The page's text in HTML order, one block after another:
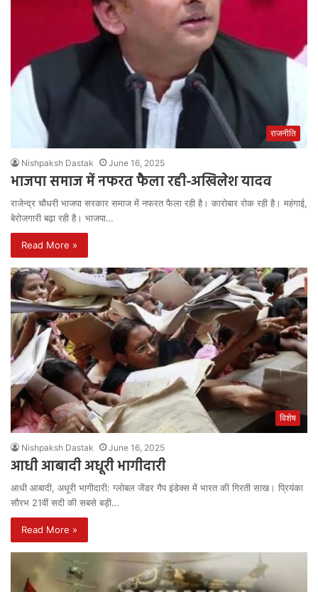
राजनीति
Nishpaksh Dastak June 16, 2025
भाजपा समाज में नफरत फैला रही-अखिलेश यादव
राजेन्द्र चौधरी भाजपा सरकार समाज में नफरत फैला रही है। कारोबार रोक रही है। महंगाई,
बेरोजगारी बढ़ा रही है। भाजपा…
Read More »
विशेष
Nishpaksh Dastak June 16, 2025
आधी आबादी अधूरी भागीदारी
आधी आबादी, अधूरी भागीदारी: ग्लोबल जेंडर गैप इंडेक्स में भारत की गिरती साख। प्रियंका
सौरभ 21वीं सदी की सबसे बड़ी…
Read More »